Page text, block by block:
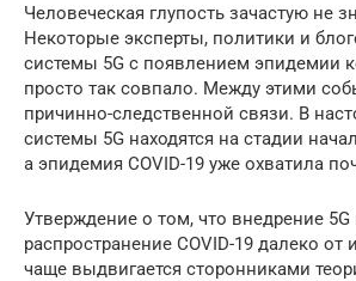
Человеческая глупость зачастую не
Некоторые эксперты, политики и
системы 5G с появлением эпидемии
просто так совпало. Между этими
причинно-следственной связи. В
системы 5G находятся на стадии
а эпидемия COVID-19 уже охватила
Утверждение о том, что внедрение
распространение COVID-19 далеко
чаще выдвигается сторонниками